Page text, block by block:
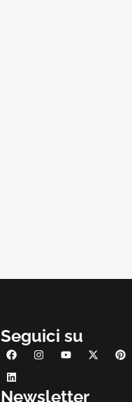
Seguici su
Newsletter